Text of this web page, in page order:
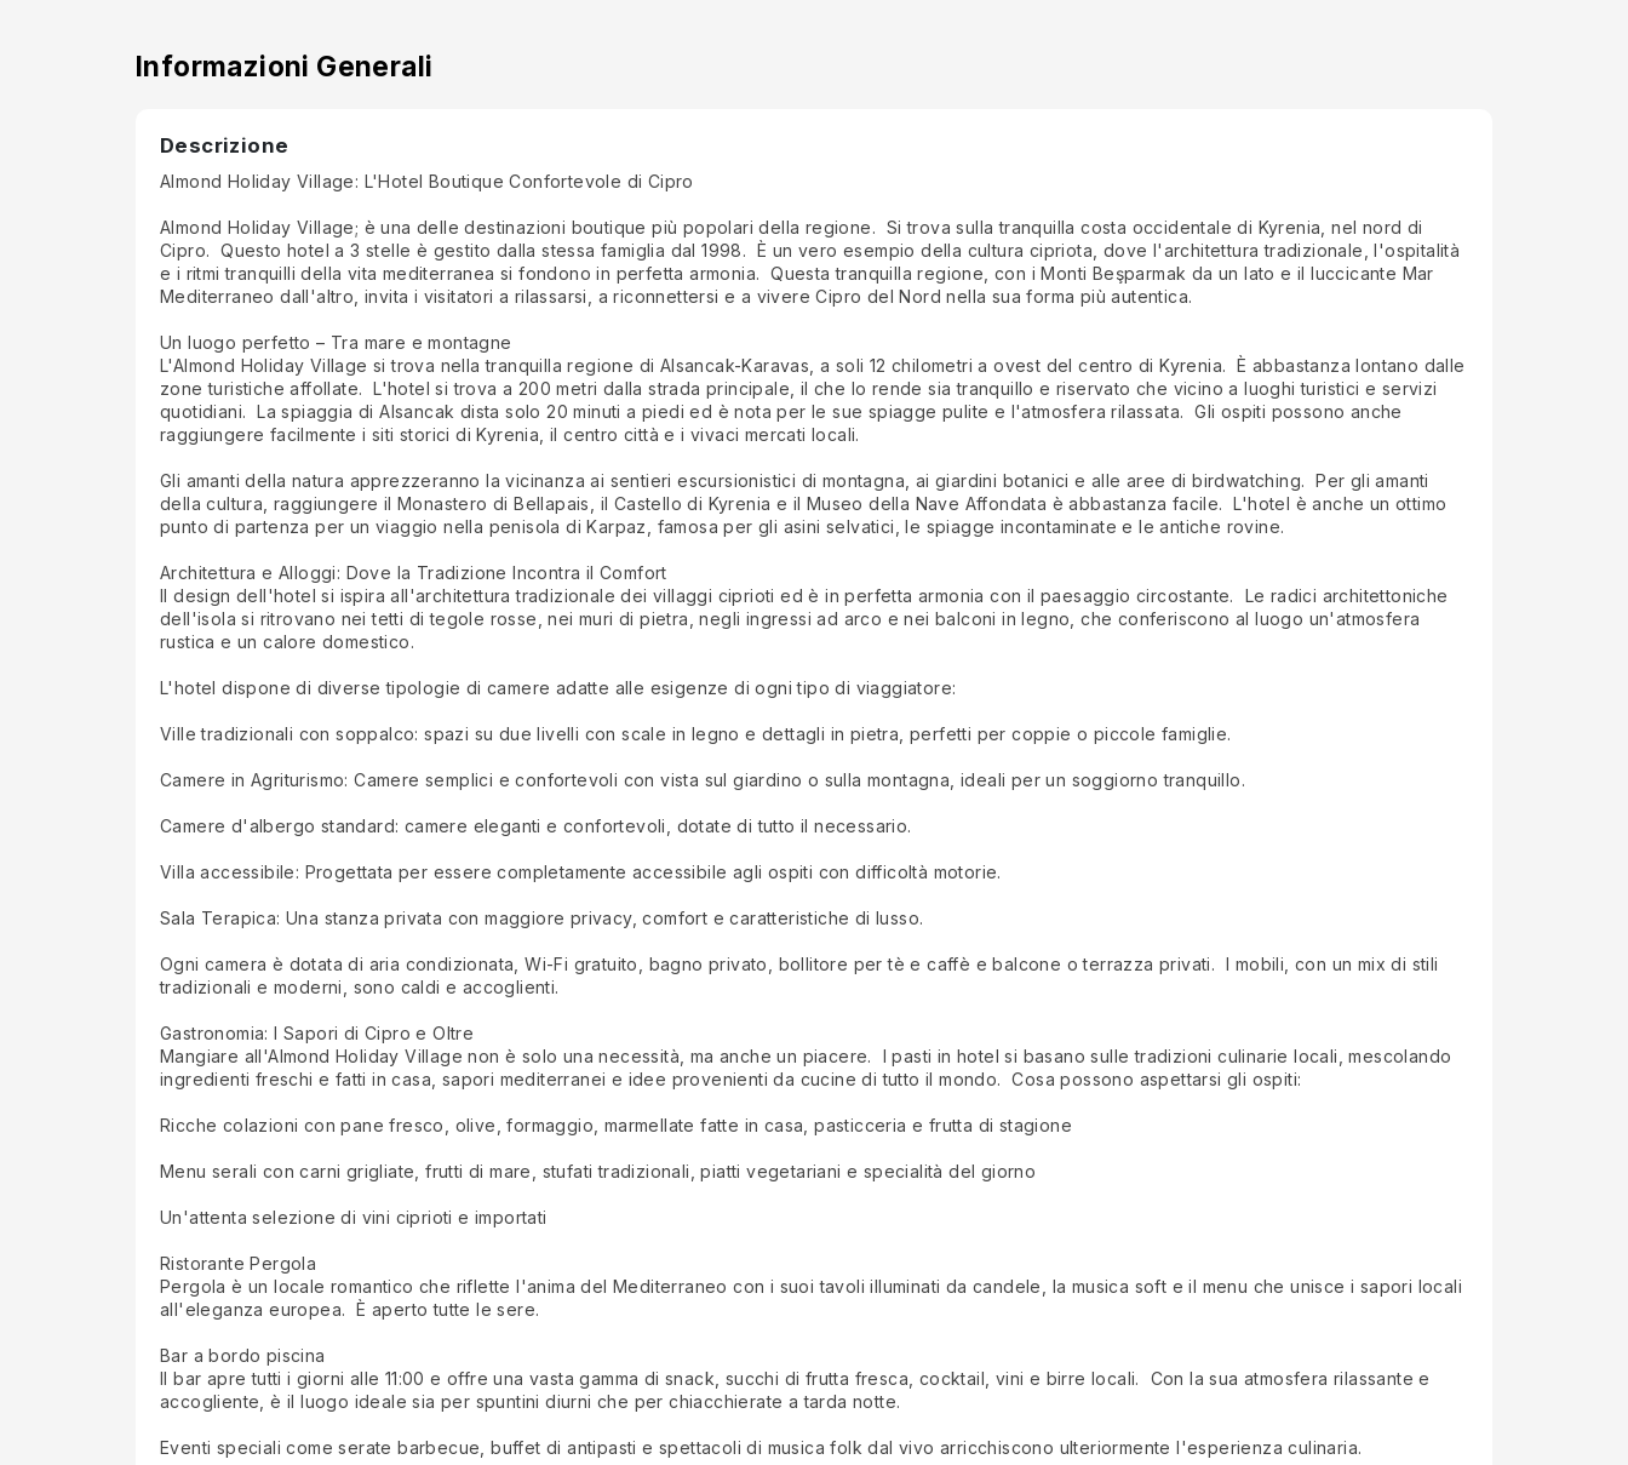
Informazioni Generali
Descrizione
Almond Holiday Village: L'Hotel Boutique Confortevole di Cipro
Almond Holiday Village; è una delle destinazioni boutique più popolari della regione. Si trova sulla tranquilla costa occidentale di Kyrenia, nel nord di
Cipro. Questo hotel a 3 stelle è gestito dalla stessa famiglia dal 1998. È un vero esempio della cultura cipriota, dove l'architettura tradizionale, l'ospitalità
e i ritmi tranquilli della vita mediterranea si fondono in perfetta armonia. Questa tranquilla regione, con i Monti Beşparmak da un lato e il luccicante Mar
Mediterraneo dall'altro, invita i visitatori a rilassarsi, a riconnettersi e a vivere Cipro del Nord nella sua forma più autentica.
Un luogo perfetto – Tra mare e montagne
L'Almond Holiday Village si trova nella tranquilla regione di Alsancak-Karavas, a soli 12 chilometri a ovest del centro di Kyrenia. È abbastanza lontano dalle
zone turistiche affollate. L'hotel si trova a 200 metri dalla strada principale, il che lo rende sia tranquillo e riservato che vicino a luoghi turistici e servizi
quotidiani. La spiaggia di Alsancak dista solo 20 minuti a piedi ed è nota per le sue spiagge pulite e l'atmosfera rilassata. Gli ospiti possono anche
raggiungere facilmente i siti storici di Kyrenia, il centro città e i vivaci mercati locali.
Gli amanti della natura apprezzeranno la vicinanza ai sentieri escursionistici di montagna, ai giardini botanici e alle aree di birdwatching. Per gli amanti
della cultura, raggiungere il Monastero di Bellapais, il Castello di Kyrenia e il Museo della Nave Affondata è abbastanza facile. L'hotel è anche un ottimo
punto di partenza per un viaggio nella penisola di Karpaz, famosa per gli asini selvatici, le spiagge incontaminate e le antiche rovine.
Architettura e Alloggi: Dove la Tradizione Incontra il Comfort
Il design dell'hotel si ispira all'architettura tradizionale dei villaggi ciprioti ed è in perfetta armonia con il paesaggio circostante. Le radici architettoniche
dell'isola si ritrovano nei tetti di tegole rosse, nei muri di pietra, negli ingressi ad arco e nei balconi in legno, che conferiscono al luogo un'atmosfera
rustica e un calore domestico.
L'hotel dispone di diverse tipologie di camere adatte alle esigenze di ogni tipo di viaggiatore:
Ville tradizionali con soppalco: spazi su due livelli con scale in legno e dettagli in pietra, perfetti per coppie o piccole famiglie.
Camere in Agriturismo: Camere semplici e confortevoli con vista sul giardino o sulla montagna, ideali per un soggiorno tranquillo.
Camere d'albergo standard: camere eleganti e confortevoli, dotate di tutto il necessario.
Villa accessibile: Progettata per essere completamente accessibile agli ospiti con difficoltà motorie.
Sala Terapica: Una stanza privata con maggiore privacy, comfort e caratteristiche di lusso.
Ogni camera è dotata di aria condizionata, Wi-Fi gratuito, bagno privato, bollitore per tè e caffè e balcone o terrazza privati. I mobili, con un mix di stili
tradizionali e moderni, sono caldi e accoglienti.
Gastronomia: I Sapori di Cipro e Oltre
Mangiare all'Almond Holiday Village non è solo una necessità, ma anche un piacere. I pasti in hotel si basano sulle tradizioni culinarie locali, mescolando
ingredienti freschi e fatti in casa, sapori mediterranei e idee provenienti da cucine di tutto il mondo. Cosa possono aspettarsi gli ospiti:
Ricche colazioni con pane fresco, olive, formaggio, marmellate fatte in casa, pasticceria e frutta di stagione
Menu serali con carni grigliate, frutti di mare, stufati tradizionali, piatti vegetariani e specialità del giorno
Un'attenta selezione di vini ciprioti e importati
Ristorante Pergola
Pergola è un locale romantico che riflette l'anima del Mediterraneo con i suoi tavoli illuminati da candele, la musica soft e il menu che unisce i sapori locali
all'eleganza europea. È aperto tutte le sere.
Bar a bordo piscina
Il bar apre tutti i giorni alle 11:00 e offre una vasta gamma di snack, succhi di frutta fresca, cocktail, vini e birre locali. Con la sua atmosfera rilassante e
accogliente, è il luogo ideale sia per spuntini diurni che per chiacchierate a tarda notte.
Eventi speciali come serate barbecue, buffet di antipasti e spettacoli di musica folk dal vivo arricchiscono ulteriormente l'esperienza culinaria.